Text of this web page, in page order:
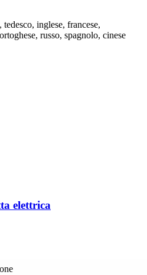
inglese, francese,
russo, spagnolo, cinese
elettrica